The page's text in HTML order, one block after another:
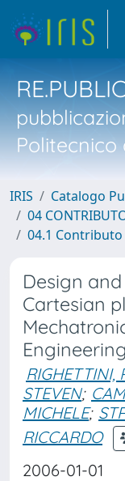
Politecnico
IRIS
Catalogo
04
04.1
Design
Cartesian
RIGHETTINI,
STEVEN;
MICHELE;
RICCARDO
2006-01-01